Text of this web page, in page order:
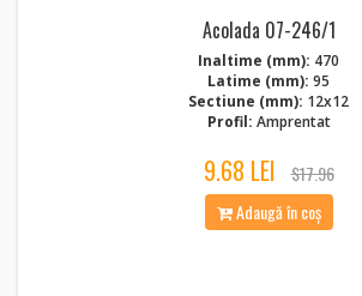
Acolada 07-246/1
Inaltime (mm): 470
Latime (mm): 95
Sectiune (mm): 12x12
Profil: Amprentat
9.68 LEI
$17.96
Adaugă în coș